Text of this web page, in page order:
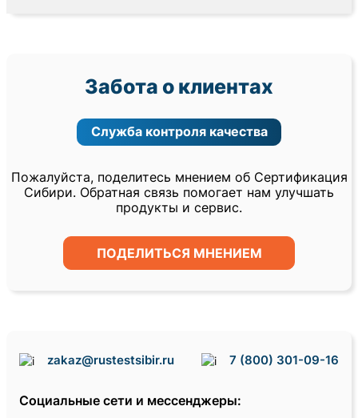
Забота о клиентах
Служба контроля качества
Пожалуйста, поделитесь мнением об Сертификация
Сибири. Обратная связь помогает нам улучшать
продукты и сервис.
ПОДЕЛИТЬСЯ МНЕНИЕМ
zakaz@rustestsibir.ru 7 (800) 301-09-16
Социальные сети и мессенджеры: